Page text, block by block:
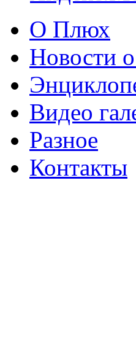
О Плюх
Новости
Видео
Разное
Контакты